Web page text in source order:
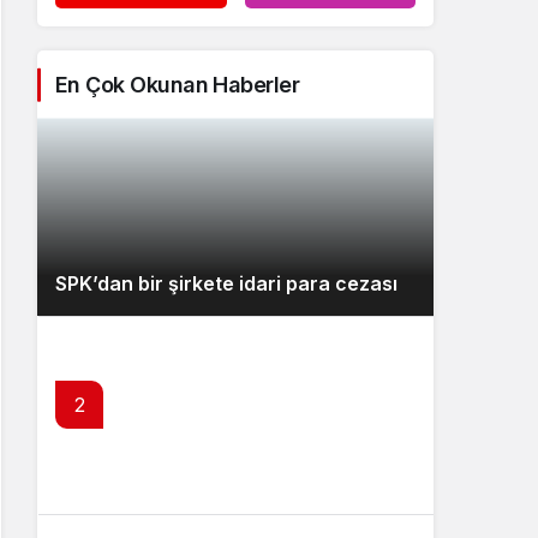
En Çok Okunan Haberler
SPK’dan bir şirkete idari para cezası
2